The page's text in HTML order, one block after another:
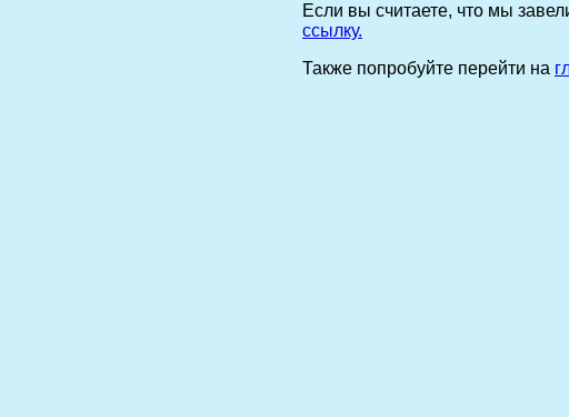
Если вы считаете, что мы
ссылку.
Также попробуйте перейти на